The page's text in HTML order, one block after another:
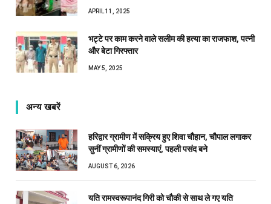
APRIL 11, 2025
भट्टे पर काम करने वाले सलीम की हत्या का राजफाश, पत्नी
और बेटा गिरफ्तार
MAY 5, 2025
अन्य खबरें
हरिद्वार ग्रामीण में सक्रिय हुए शिवा चौहान, चौपाल लगाकर
सुनीं ग्रामीणों की समस्याएं, पहली पसंद बने
AUGUST 6, 2026
यति रामस्वरूपानंद गिरी को चौकी से साथ ले गए यति